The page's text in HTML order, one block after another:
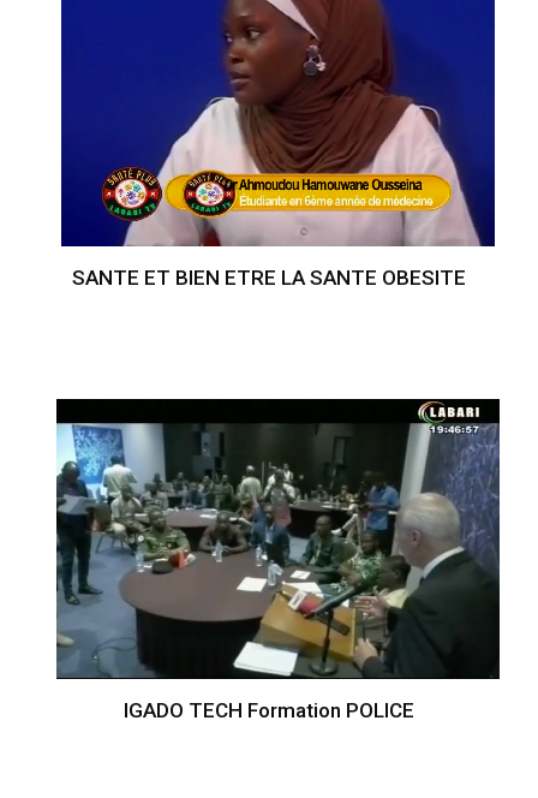
SANTE ET BIEN ETRE LA SANTE OBESITE
IGADO TECH Formation POLICE